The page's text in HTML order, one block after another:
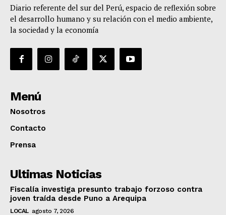
Diario referente del sur del Perú, espacio de reflexión sobre
el desarrollo humano y su relación con el medio ambiente,
la sociedad y la economía
Menú
Nosotros
Contacto
Prensa
Ultimas Noticias
Fiscalía investiga presunto trabajo forzoso contra
joven traída desde Puno a Arequipa
LOCAL agosto 7, 2026